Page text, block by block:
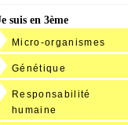
suis en 3ème
Micro-organismes
Génétique
Responsabilité
humaine